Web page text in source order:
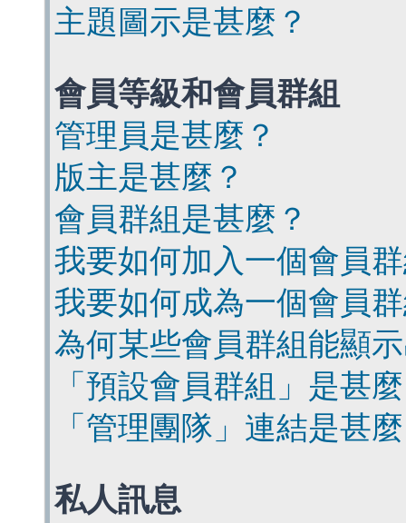
主題圖示是甚麼？
會員等級和會員群組
管理員是甚麼？
版主是甚麼？
會員群組是甚麼？
我要如何加入一個會員
我要如何成為一個會員
為何某些會員群組能顯
「預設會員群組」是甚
「管理團隊」連結是甚
私人訊息